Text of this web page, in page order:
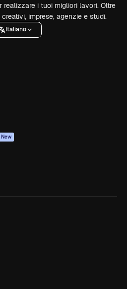
realizzare i tuoi migliori lavori. Oltre
imprese, agenzie e studi.
Italiano
New